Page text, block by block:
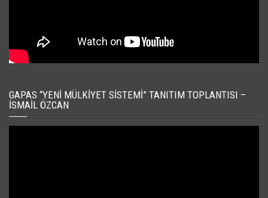
GAPAS “YENI MÜLKIYET SISTEMI” TANITIM TOPLANTISI –
İSMAIL ÖZCAN